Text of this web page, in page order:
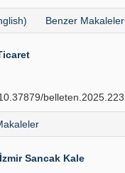
Benzer Makaleler
belleten.2025.223
Sancak Kale